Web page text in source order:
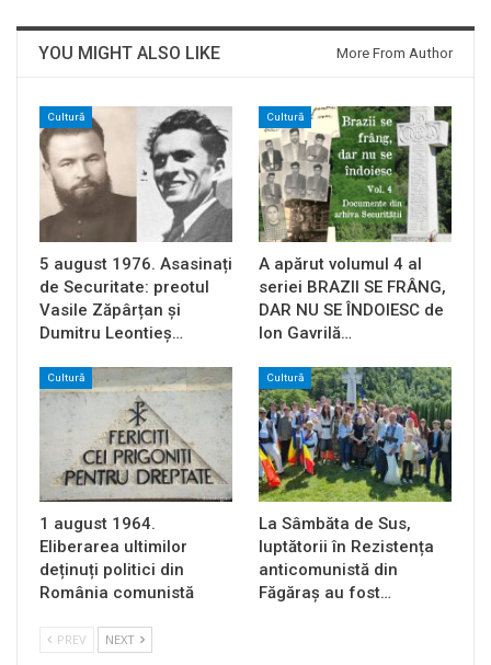
YOU MIGHT ALSO LIKE More From Author
Cultură
5 august 1976. Asasinați
de Securitate: preotul
Vasile Zăpârțan și
Dumitru Leontieș…
Cultură
A apărut volumul 4 al
seriei BRAZII SE FRÂNG,
DAR NU SE ÎNDOIESC de
Ion Gavrilă…
Cultură
1 august 1964.
Eliberarea ultimilor
deținuți politici din
România comunistă
Cultură
La Sâmbăta de Sus,
luptătorii în Rezistența
anticomunistă din
Făgăraș au fost…
PREV NEXT